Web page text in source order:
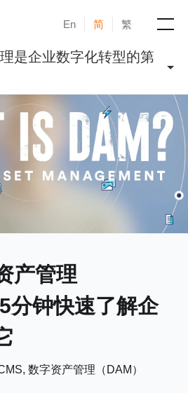
En 简 繁
产管理
分钟快速了解企
数字资产管理（DAM）
是企业数字化转型的第